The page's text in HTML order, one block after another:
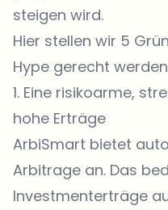
steigen wird.
Hier stellen wir 5
Hype gerecht
1. Eine risikoarme,
hohe Erträge
ArbiSmart bietet
Arbitrage an. Das
Investmenterträge